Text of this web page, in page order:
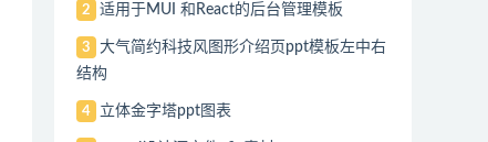
2 适用于MUI 和React的后台管理模板
3
大气简约科技风图形介绍页ppt模板左中右
结构
4 立体金字塔ppt图表